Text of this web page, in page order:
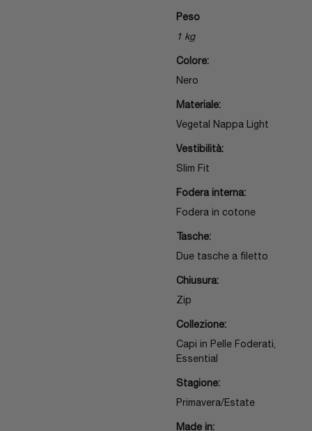
Peso
1 kg
Colore:
Nero
Materiale:
Vegetal Nappa Light
Vestibilità:
Slim Fit
Fodera interna:
Fodera in cotone
Tasche:
Due tasche a filetto
Chiusura:
Zip
Collezione:
Capi in Pelle Foderati,
Essential
Stagione:
Primavera/Estate
Made in: